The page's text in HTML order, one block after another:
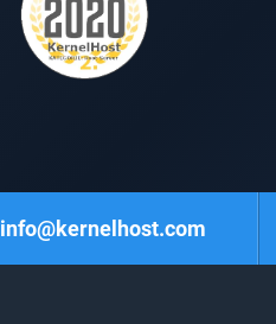
info@kernelhost.com